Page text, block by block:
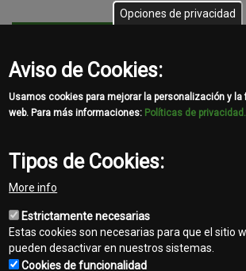
Más información
Tipo
Cosechadoras y plataformas
Año
2012
Comentarios
Horas de uso: consultar
Opciones de privacidad
Aviso de Cookies:
Usamos cookies para mejorar la personalización y
web. Para más informaciones: Políticas de privacidad.
Tipos de Cookies:
More info
Estrictamente necesarias
Estas cookies son necesarias para que el sitio
pueden desactivar en nuestros sistemas.
Cookies de funcionalidad